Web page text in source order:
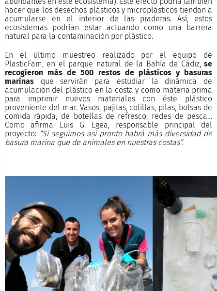
hacer que los desechos plásticos y microplásticos tiendan a
acumularse en el interior de las praderas. Así, estos
ecosistemas podrían estar actuando como una barrera
natural para la contaminación por plástico.
En el último muestreo realizado por el equipo de
PlasticFam, en el parque natural de la Bahía de Cádiz,se
recogieron más de 500 restos de plásticos y basuras
marinasque servirán para estudiar la dinámica de
acumulación del plástico en la costa y como materia prima
para imprimir nuevos materiales con éste plástico
proveniente del mar. Vasos, pajitas, colillas, pilas, bolsas de
comida rápida, de botellas de refresco, redes de pesca…
Como afirma Luis G. Egea, responsable principal del
proyecto: “Si seguimos así pronto habrá más diversidad de
basura marina que de animales en nuestras costas”.